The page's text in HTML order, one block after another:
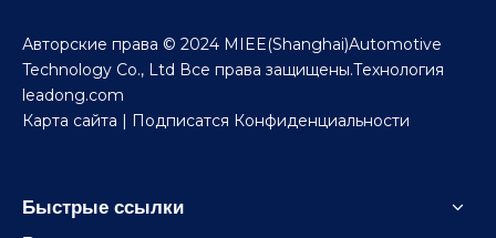
Авторские права © 2024 MIEE(Shanghai)Automotive
Technology Co., Ltd Все права защищены.Технология
leadong.com
Карта сайта | Подписатся Конфиденциальности
Быстрые ссылки